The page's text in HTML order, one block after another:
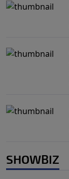
SHOWBIZ